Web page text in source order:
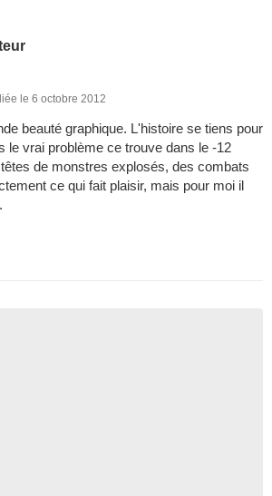
le 6 octobre 2012
beauté graphique. L'histoire se tiens pour
le vrai problème ce trouve dans le -12
de monstres explosés, des combats
ce qui fait plaisir, mais pour moi il